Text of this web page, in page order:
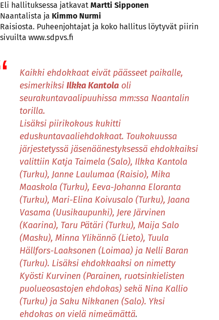
Eli hallituksessa jatkavat Martti Sipponen
Naantalista ja Kimmo Nurmi
Raisiosta. Puheenjohtajat ja koko hallitus löytyvät piirin
sivuilta www.sdpvs.fi
Kaikki ehdokkaat eivät päässeet paikalle,
esimerkiksi Ilkka Kantola oli
seurakuntavaalipuuhissa mm:ssa Naantalin
torilla.
Lisäksi piirikokous kukitti
eduskuntavaaliehdokkaat. Toukokuussa
järjestetyssä jäsenäänestyksessä ehdokkaiksi
valittiin Katja Taimela (Salo), Ilkka Kantola
(Turku), Janne Laulumaa (Raisio), Mika
Maaskola (Turku), Eeva-Johanna Eloranta
(Turku), Mari-Elina Koivusalo (Turku), Jaana
Vasama (Uusikaupunki), Jere Järvinen
(Kaarina), Taru Pätäri (Turku), Maija Salo
(Masku), Minna Ylikännö (Lieto), Tuula
Hällfors-Laaksonen (Loimaa) ja Nelli Baran
(Turku). Lisäksi ehdokkaaksi on nimetty
Kyösti Kurvinen (Parainen, ruotsinkielisten
puolueosastojen ehdokas) sekä Nina Kallio
(Turku) ja Saku Nikkanen (Salo). Yksi
ehdokas on vielä nimeämättä.